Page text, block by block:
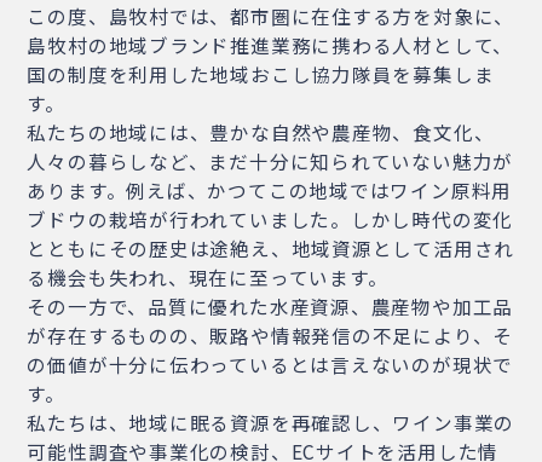
この度、島牧村では、都市圏に在住する方を対象に、
島牧村の地域ブランド推進業務に携わる人材として、
国の制度を利用した地域おこし協力隊員を募集しま
す。
私たちの地域には、豊かな自然や農産物、食文化、
人々の暮らしなど、まだ十分に知られていない魅力が
あります。例えば、かつてこの地域ではワイン原料用
ブドウの栽培が行われていました。しかし時代の変化
とともにその歴史は途絶え、地域資源として活用され
る機会も失われ、現在に至っています。
その一方で、品質に優れた水産資源、農産物や加工品
が存在するものの、販路や情報発信の不足により、そ
の価値が十分に伝わっているとは言えないのが現状で
す。
私たちは、地域に眠る資源を再確認し、ワイン事業の
可能性調査や事業化の検討、ECサイトを活用した情